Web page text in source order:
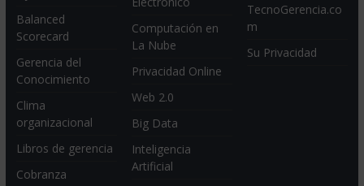
Balanced
Scorecard
Gerencia del
Conocimiento
Clima
organizacional
Libros de gerencia
Cobranza
Computación en
La Nube
Privacidad Online
Web 2.0
Big Data
Inteligencia
Artificial
TecnoGerencia.co
m
Su Privacidad